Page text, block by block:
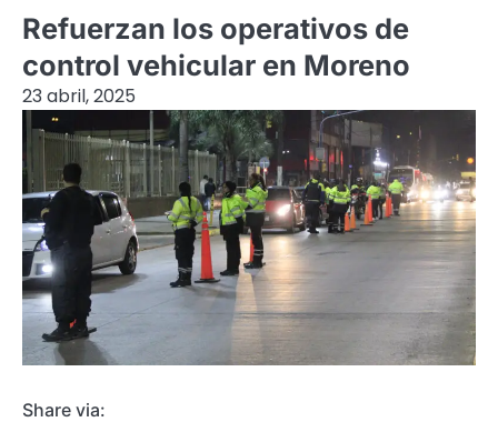
Refuerzan los operativos de
control vehicular en Moreno
23 abril, 2025
Share via: